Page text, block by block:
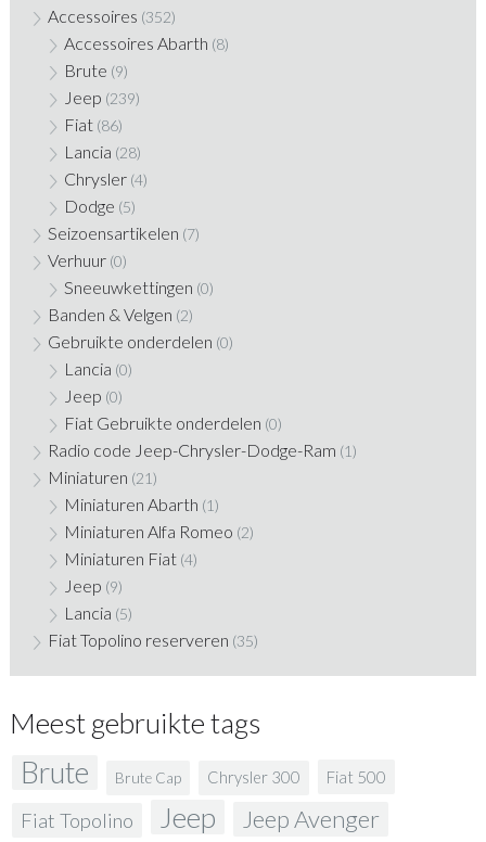
Accessoires (352)
Accessoires Abarth (8)
Brute (9)
Jeep (239)
Fiat (86)
Lancia (28)
Chrysler (4)
Dodge (5)
Seizoensartikelen (7)
Verhuur (0)
Sneeuwkettingen (0)
Banden & Velgen (2)
Gebruikte onderdelen (0)
Lancia (0)
Jeep (0)
Fiat Gebruikte onderdelen (0)
Radio code Jeep-Chrysler-Dodge-Ram (1)
Miniaturen (21)
Miniaturen Abarth (1)
Miniaturen Alfa Romeo (2)
Miniaturen Fiat (4)
Jeep (9)
Lancia (5)
Fiat Topolino reserveren (35)
Meest gebruikte tags
Brute Brute Cap Chrysler 300 Fiat 500
Fiat Topolino Jeep Jeep Avenger